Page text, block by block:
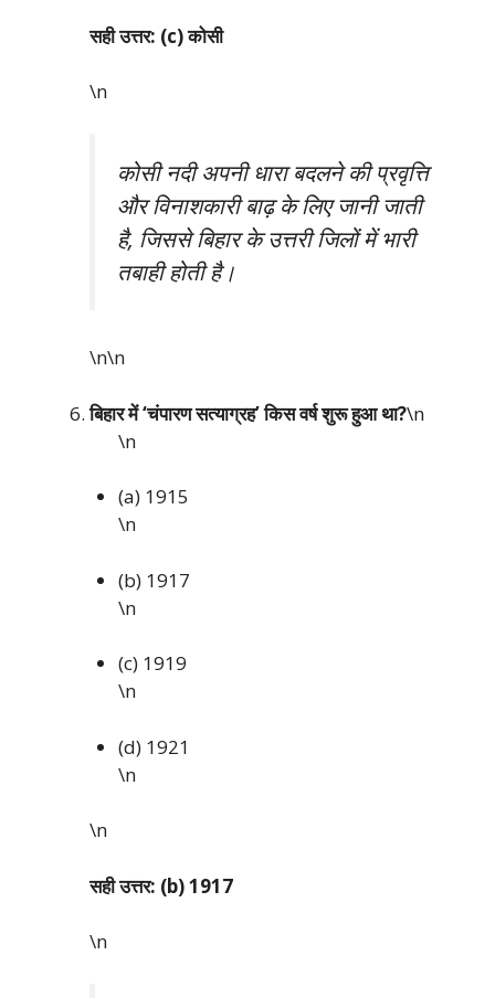
सही उत्तर: (c) कोसी
\n
कोसी नदी अपनी धारा बदलने की प्रवृत्ति
और विनाशकारी बाढ़ के लिए जानी जाती
है, जिससे बिहार के उत्तरी जिलों में भारी
तबाही होती है।
\n\n
बिहार में ‘चंपारण सत्याग्रह’ किस वर्ष शुरू हुआ था?\n
\n
(a) 1915
\n
(b) 1917
\n
(c) 1919
\n
(d) 1921
\n
\n
सही उत्तर: (b) 1917
\n